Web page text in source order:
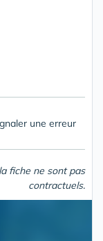
une erreur
fiche ne sont pas
contractuels.